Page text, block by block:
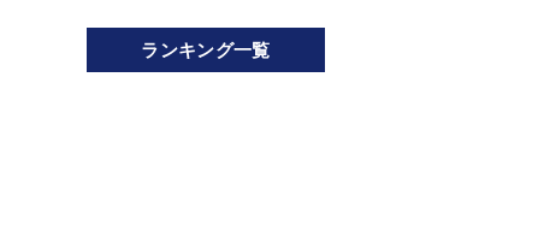
ランキング一覧